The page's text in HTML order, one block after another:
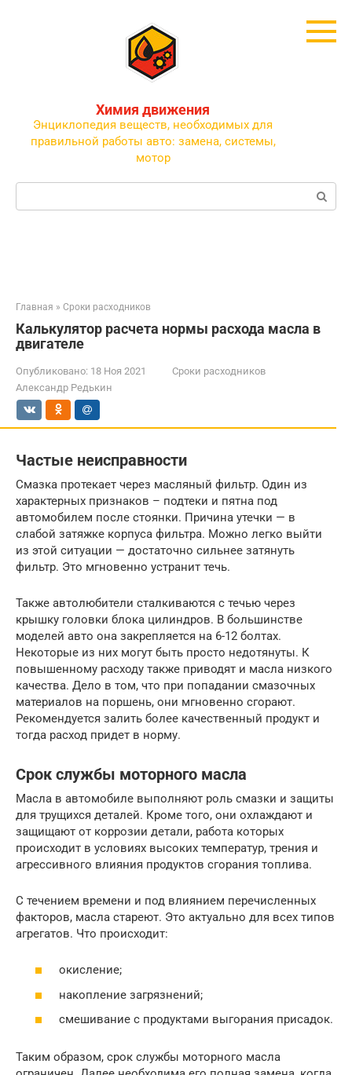
Химия движения
Энциклопедия веществ, необходимых для
правильной работы авто: замена, системы,
мотор
Поиск:
Главная » Сроки расходников
Калькулятор расчета нормы расхода масла в
двигателе
Опубликовано: 18 Ноя 2021
Сроки расходников
Александр Редькин
Частые неисправности
Смазка протекает через масляный фильтр. Один из
характерных признаков – подтеки и пятна под
автомобилем после стоянки. Причина утечки — в
слабой затяжке корпуса фильтра. Можно легко выйти
из этой ситуации — достаточно сильнее затянуть
фильтр. Это мгновенно устранит течь.
Также автолюбители сталкиваются с течью через
крышку головки блока цилиндров. В большинстве
моделей авто она закрепляется на 6-12 болтах.
Некоторые из них могут быть просто недотянуты. К
повышенному расходу также приводят и масла низкого
качества. Дело в том, что при попадании смазочных
материалов на поршень, они мгновенно сгорают.
Рекомендуется залить более качественный продукт и
тогда расход придет в норму.
Срок службы моторного масла
Масла в автомобиле выполняют роль смазки и защиты
для трущихся деталей. Кроме того, они охлаждают и
защищают от коррозии детали, работа которых
происходит в условиях высоких температур, трения и
агрессивного влияния продуктов сгорания топлива.
С течением времени и под влиянием перечисленных
факторов, масла стареют. Это актуально для всех типов
агрегатов. Что происходит:
окисление;
накопление загрязнений;
смешивание с продуктами выгорания присадок.
Таким образом, срок службы моторного масла